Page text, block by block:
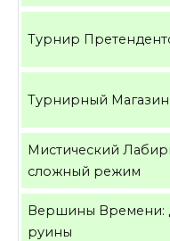
Турнир
Турнирный Магазин
Мистический
сложный режим
Вершины Времени:
руины